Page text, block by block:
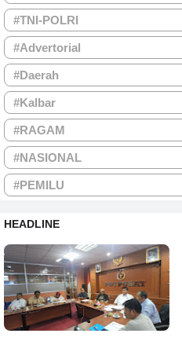
#TNI-POLRI
#Advertorial
#Daerah
#Kalbar
#RAGAM
#NASIONAL
#PEMILU
HEADLINE